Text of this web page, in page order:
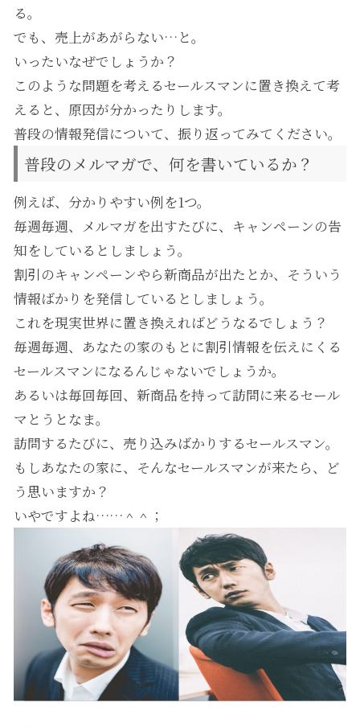
る。
でも、売上があがらない…と。
いったいなぜでしょうか？
このような問題を考えるセールスマンに置き換えて考
えると、原因が分かったりします。
普段の情報発信について、振り返ってみてください。
普段のメルマガで、何を書いているか？
例えば、分かりやすい例を1つ。
毎週毎週、メルマガを出すたびに、キャンペーンの告
知をしているとしましょう。
割引のキャンペーンやら新商品が出たとか、そういう
情報ばかりを発信しているとしましょう。
これを現実世界に置き換えればどうなるでしょう？
毎週毎週、あなたの家のもとに割引情報を伝えにくる
セールスマンになるんじゃないでしょうか。
あるいは毎回毎回、新商品を持って訪問に来るセール
マとうとなま。
訪問するたびに、売り込みばかりするセールスマン。
もしあなたの家に、そんなセールスマンが来たら、ど
う思いますか？
いやですよね……＾＾；